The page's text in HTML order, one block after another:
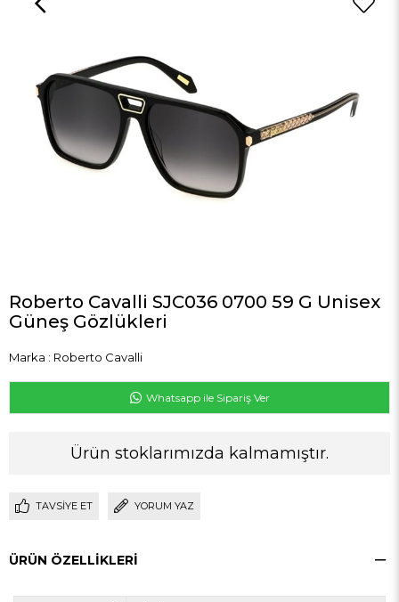
Roberto Cavalli SJC036 0700 59 G Unisex
Güneş Gözlükleri
Marka : Roberto Cavalli
Whatsapp ile Sipariş Ver
Ürün stoklarımızda kalmamıştır.
TAVSIYE ET YORUM YAZ
ÜRÜN ÖZELLIKLERI